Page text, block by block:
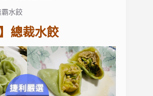
水餃
總裁水餃